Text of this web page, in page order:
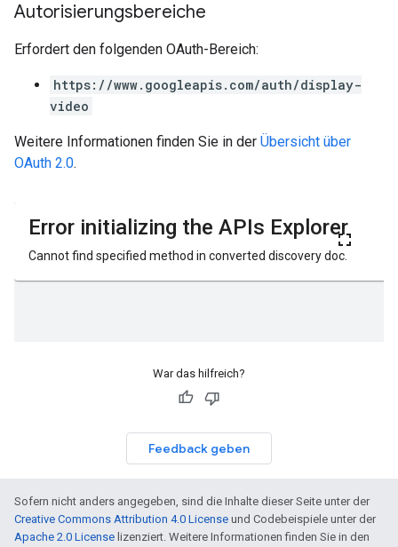
Autorisierungsbereiche
Erfordert den folgenden OAuth-Bereich:
https://www.googleapis.com/auth/display-
video
Weitere Informationen finden Sie in der Übersicht über
OAuth 2.0.
War das hilfreich?
Feedback geben
Sofern nicht anders angegeben, sind die Inhalte dieser Seite unter der
Creative Commons Attribution 4.0 License und Codebeispiele unter der
Apache 2.0 License lizenziert. Weitere Informationen finden Sie in den